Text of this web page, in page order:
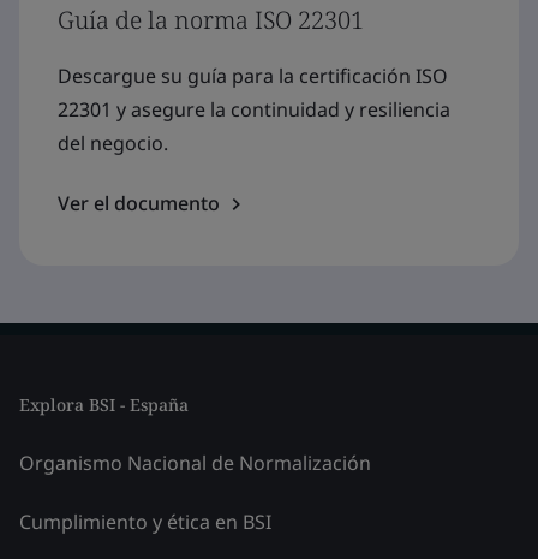
Guía de la norma ISO 22301
Descargue su guía para la certificación ISO
22301 y asegure la continuidad y resiliencia
del negocio.
Ver el documento
Explora BSI - España
Organismo Nacional de Normalización
Cumplimiento y ética en BSI